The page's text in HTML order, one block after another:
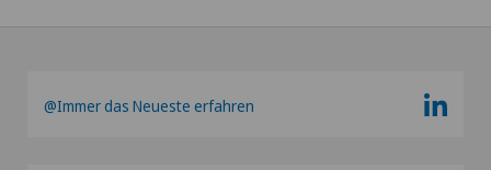
@Immer das Neueste erfahren